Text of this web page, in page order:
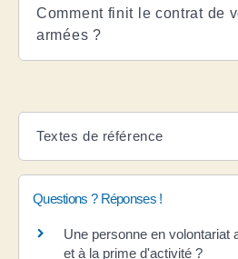
Comment finit le contrat de
armées ?
Textes de référence
Questions ? Réponses !
Une personne en volontariat
et à la prime d'activité ?